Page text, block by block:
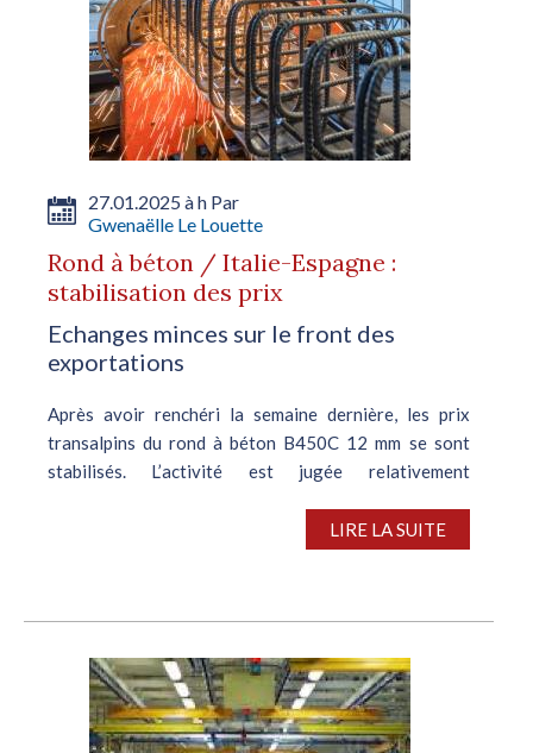
27.01.2025 à h Par
Gwenaëlle Le Louette
Rond à béton / Italie-Espagne :
stabilisation des prix
Echanges minces sur le front des
exportations
Après avoir renchéri la semaine dernière, les prix
transalpins du rond à béton B450C 12 mm se sont
stabilisés. L’activité est jugée relativement
LIRE LA SUITE